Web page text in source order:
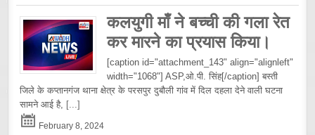
कलयुगी माँ ने बच्ची की गला रेत
कर मारने का प्रयास किया।
[caption id="attachment_143" align="alignleft"
width="1068"] ASP,ओ.पी. सिंह[/caption] बस्ती
जिले के कप्तानगंज थाना क्षेत्र के परसपुर दुबौली गांव में दिल दहला देने वाली घटना
सामने आई है, [...]
February 8, 2024